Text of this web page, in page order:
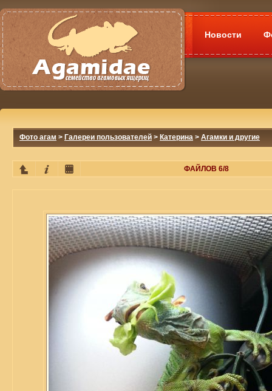
Новости
Фото агам > Галереи пользователей > Катерина > Агамки и другие
ФАЙЛОВ 6/8